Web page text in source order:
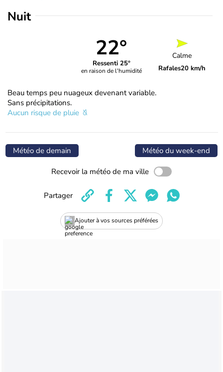
Nuit
22°
Ressenti 25°
en raison de l'humidité
Calme
Rafales20 km/h
Beau temps peu nuageux devenant variable.
Sans précipitations.
Aucun risque de pluie
Météo de demain Météo du week-end
Recevoir la météo de ma ville
Ajouter à vos sources préférées
Partager